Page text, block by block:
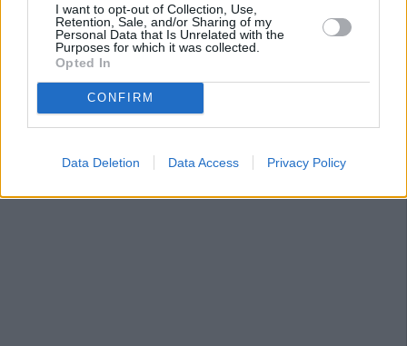
I want to opt-out of Collection, Use,
Retention, Sale, and/or Sharing of my
Personal Data that Is Unrelated with the
Purposes for which it was collected.
Opted In
CONFIRM
Data Deletion Data Access Privacy Policy